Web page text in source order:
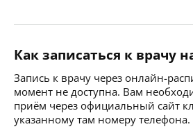
Как записаться к врачу
Запись к врачу через онлайн-
момент не доступна. Вам
приём через официальный сайт
указанному там номеру телефона.